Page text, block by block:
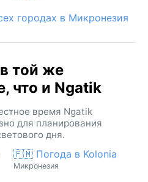
городах в Микронезия
той же
что и Ngatik
время Ngatik
для планирования
дня.
🇫🇲 Погода в Kolonia
Микронезия